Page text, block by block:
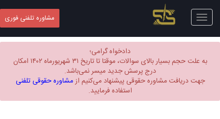
Toggle
navigation
مشاوره تلفنی فوری
دادخواه گرامی؛
به علت حجم بسیار بالای سوالات، موقتا تا تاریخ ۳۱ شهریورماه ۱۴۰۲ امکان
درج پرسش جدید میسر نمی‌باشد.
جهت دریافت مشاوره حقوقی پیشنهاد می‌کنیم ازمشاوره حقوقی تلفنی
استفاده فرمایید.